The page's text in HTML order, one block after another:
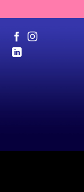
to
content